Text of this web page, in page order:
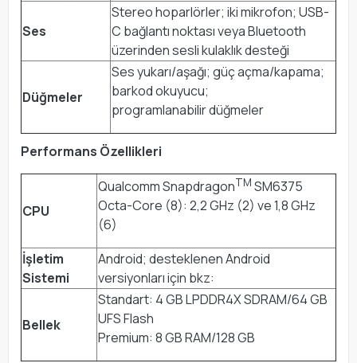
Ses
Stereo hoparlörler; iki mikrofon; USB-
C bağlantı noktası veya Bluetooth
üzerinden sesli kulaklık desteği
Düğmeler
Ses yukarı/aşağı; güç açma/kapama;
barkod okuyucu;
programlanabilir düğmeler
Performans Özellikleri
CPU
Qualcomm SnapdragonTM SM6375
Octa-Core (8): 2,2 GHz (2) ve 1,8 GHz
(6)
İşletim
Sistemi
Android; desteklenen Android
versiyonları için bkz:
Bellek
Standart: 4 GB LPDDR4X SDRAM/64 GB
UFS Flash
Premium: 8 GB RAM/128 GB